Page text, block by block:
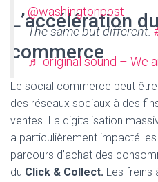
@washingtonpost
The same but different.
♬ original sound – We
L’accélération
commerce
Le social commerce peut
des réseaux sociaux à des
ventes. La digitalisation
a particulièrement impacté
parcours d’achat des
du Click & Collect. Les freins